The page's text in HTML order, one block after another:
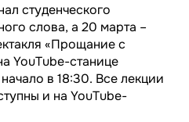
студенческого
слова, а 20 марта –
«Прощание с
YouTube-станице
в 18:30. Все лекции
и на YouTube-